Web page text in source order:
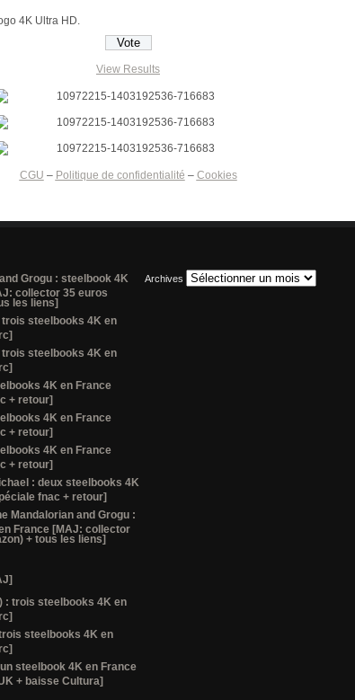
4K Ultra HD.
View Results
CGU – Politique de confidentialité – Cookies
Grogu : steelbook 4K
collector 35 euros
les liens]
steelbooks 4K en
steelbooks 4K en
4K en France
+ retour]
4K en France
+ retour]
4K en France
+ retour]
: deux steelbooks 4K
fnac + retour]
Mandalorian and Grogu :
France [MAJ: collector
+ tous les liens]
: trois steelbooks 4K en
steelbooks 4K en
steelbook 4K en France
+ baisse Cultura]
Archives